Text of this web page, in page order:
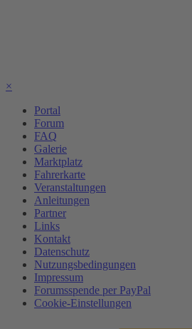
×
Portal
Forum
FAQ
Galerie
Marktplatz
Fahrerkarte
Veranstaltungen
Anleitungen
Partner
Links
Kontakt
Datenschutz
Nutzungsbedingungen
Impressum
Forumsspende per PayPal
Cookie-Einstellungen